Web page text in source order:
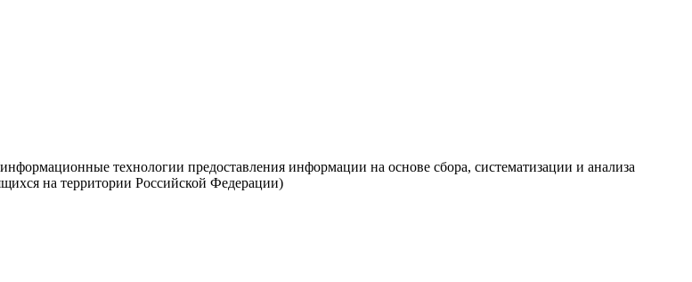
технологии предоставления информации на основе сбора, систематизации и анализа
на территории Российской Федерации)